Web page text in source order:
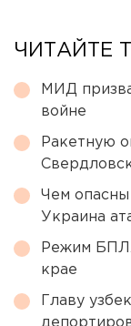
ЧИТАЙТЕ
МИД
войне
Ракетную
Чем
Украина
Режим
крае
Главу